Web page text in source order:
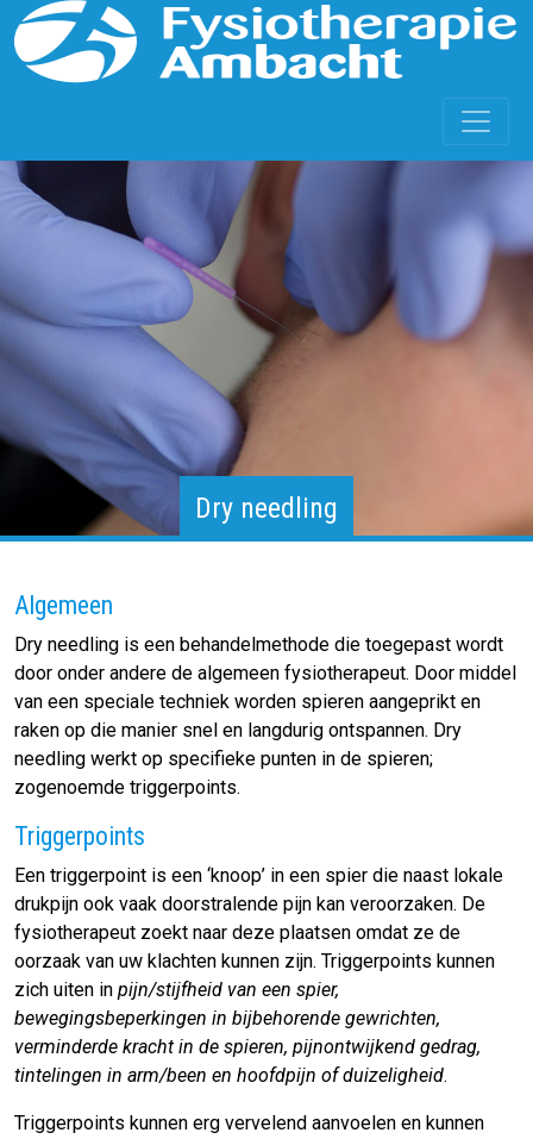
hier
Dry needling
Algemeen
Dry needling is een behandelmethode die toegepast wordt
door onder andere de algemeen fysiotherapeut. Door middel
van een speciale techniek worden spieren aangeprikt en
raken op die manier snel en langdurig ontspannen. Dry
needling werkt op specifieke punten in de spieren;
zogenoemde triggerpoints.
Triggerpoints
Een triggerpoint is een ‘knoop’ in een spier die naast lokale
drukpijn ook vaak doorstralende pijn kan veroorzaken. De
fysiotherapeut zoekt naar deze plaatsen omdat ze de
oorzaak van uw klachten kunnen zijn. Triggerpoints kunnen
zich uiten in pijn/stijfheid van een spier,
bewegingsbeperkingen in bijbehorende gewrichten,
verminderde kracht in de spieren, pijnontwijkend gedrag,
tintelingen in arm/been en hoofdpijn of duizeligheid.
Triggerpoints kunnen erg vervelend aanvoelen en kunnen